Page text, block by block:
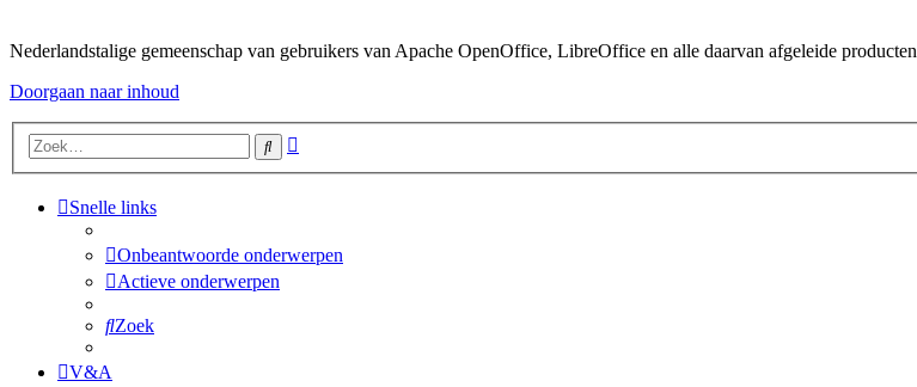
Nederlandstalige gemeenschap van gebruikers van Apache OpenOffice, LibreOffice en alle daarvan afgeleide producten
Doorgaan naar inhoud
Zoek
Snelle links
Onbeantwoorde onderwerpen
Actieve onderwerpen
Zoek
V&A